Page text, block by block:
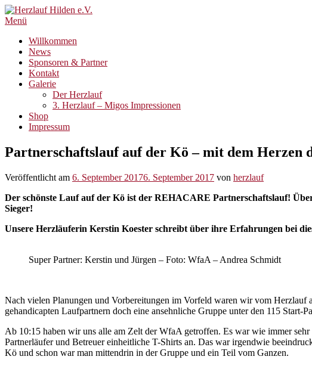
Zum
Inhalt
Menü
Willkommen
News
Sponsoren & Partner
Kontakt
Galerie
Der Herzlauf
3. Herzlauf – Migos Impressionen
Shop
Impressum
Partnerschaftslauf auf der Kö – mit dem Herzen
Veröffentlicht am 6. September 20176. September 2017 von herzlauf
Der schönste Lauf auf der Kö ist der REHACARE Partnerschaftslauf!
Sieger!
Unsere Herzläuferin Kerstin Koester schreibt über ihre Erfahrungen bei
Super Partner: Kerstin und Jürgen – Foto: WfaA – Andrea Schmidt
Nach vielen Planungen und Vorbereitungen im Vorfeld waren wir vom Herzlauf
gehandicapten Laufpartnern doch eine ansehnliche Gruppe unter den 115 Start-
Ab 10:15 haben wir uns alle am Zelt der WfaA getroffen. Es war wie immer
Partnerläufer und Betreuer einheitliche T-Shirts an. Das war irgendwie
Kö und schon war man mittendrin in der Gruppe und ein Teil vom Ganzen.